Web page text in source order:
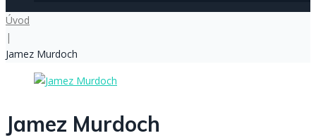
Úvod
|
Jamez Murdoch
Jamez Murdoch